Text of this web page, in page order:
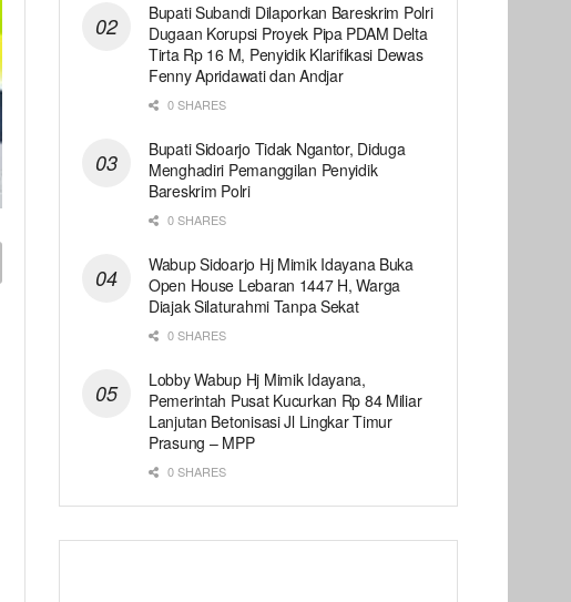
Bupati Subandi Dilaporkan Bareskrim Polri
Dugaan Korupsi Proyek Pipa PDAM Delta
Tirta Rp 16 M, Penyidik Klarifikasi Dewas
Fenny Apridawati dan Andjar
0 SHARES
Bupati Sidoarjo Tidak Ngantor, Diduga
Menghadiri Pemanggilan Penyidik
Bareskrim Polri
0 SHARES
Wabup Sidoarjo Hj Mimik Idayana Buka
Open House Lebaran 1447 H, Warga
Diajak Silaturahmi Tanpa Sekat
0 SHARES
Lobby Wabup Hj Mimik Idayana,
Pemerintah Pusat Kucurkan Rp 84 Miliar
Lanjutan Betonisasi Jl Lingkar Timur
Prasung – MPP
0 SHARES